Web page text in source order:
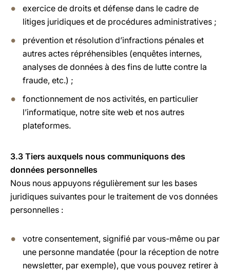
exercice de droits et défense dans le cadre de
litiges juridiques et de procédures administratives ;
prévention et résolution d’infractions pénales et
autres actes répréhensibles (enquêtes internes,
analyses de données à des fins de lutte contre la
fraude, etc.) ;
fonctionnement de nos activités, en particulier
l’informatique, notre site web et nos autres
plateformes.
3.3 Tiers auxquels nous communiquons des
données personnelles
Nous nous appuyons régulièrement sur les bases
juridiques suivantes pour le traitement de vos données
personnelles :
votre consentement, signifié par vous-même ou par
une personne mandatée (pour la réception de notre
newsletter, par exemple), que vous pouvez retirer à